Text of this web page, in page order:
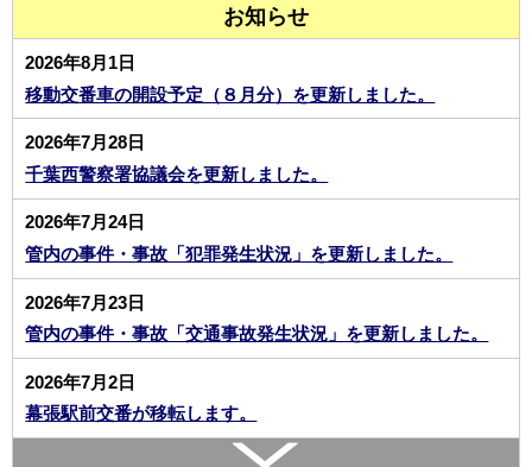
お知らせ
2026年8月1日
移動交番車の開設予定（８月分）を更新しました。
2026年7月28日
千葉西警察署協議会を更新しました。
2026年7月24日
管内の事件・事故「犯罪発生状況」を更新しました。
2026年7月23日
管内の事件・事故「交通事故発生状況」を更新しました。
2026年7月2日
幕張駅前交番が移転します。